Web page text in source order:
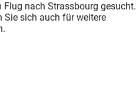
Flug nach Strassbourg gesucht.
Sie sich auch für weitere